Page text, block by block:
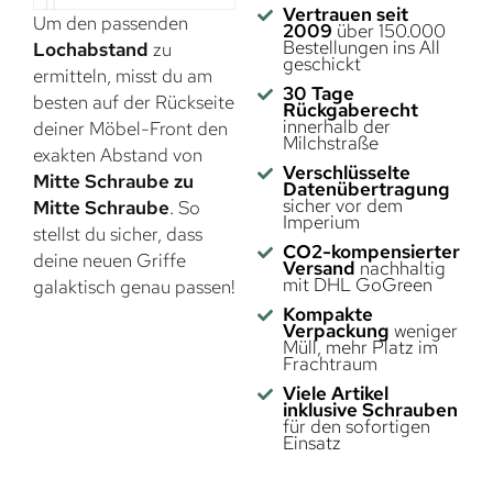
Um den passenden
Lochabstand zu
ermitteln, misst du am
besten auf der Rückseite
deiner Möbel-Front den
exakten Abstand von
Mitte Schraube zu
Mitte Schraube. So
stellst du sicher, dass
deine neuen Griffe
galaktisch genau passen!
Vertrauen seit
2009 über 150.000
Bestellungen ins All
geschickt
30 Tage
Rückgaberecht
innerhalb der
Milchstraße
Verschlüsselte
Datenübertragung
sicher vor dem
Imperium
CO2-kompensierter
Versand nachhaltig
mit DHL GoGreen
Kompakte
Verpackung weniger
Müll, mehr Platz im
Frachtraum
Viele Artikel
inklusive Schrauben
für den sofortigen
Einsatz